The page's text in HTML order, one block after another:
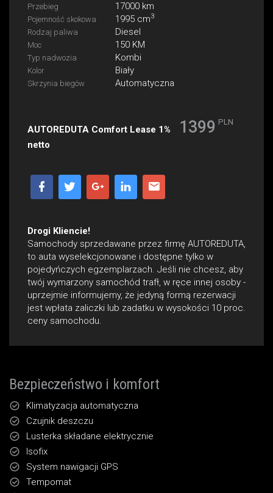
Przebieg 17000 km
Pojemność skokowa 1995 cm3
Rodzaj paliwa Diesel
Moc 150 KM
Typ nadwozia Kombi
Kolor Biały
Skrzynia biegów Automatyczna
AUTOREDUTA Comfort Lease 1% 1399
netto
Drogi Kliencie!
Samochody sprzedawane przez firmę AUTOREDUTA,
to auta wyselekcjonowane i dostępne tylko w
pojedyńczych egzemplarzach. Jeśli nie chcesz, aby
twój wymarzony samochód trafł‚ w ręce innej osoby -
uprzejmie informujemy, że jedyną formą rezerwacji
jest wpłata zaliczki lub zadatku w wysokości 10 proc.
ceny samochodu.
Bezpieczeństwo i komfort
Klimatyzacja automatyczna
Czujnik deszczu
Lusterka składane elektrycznie
Isofix
System nawigacji GPS
Tempomat